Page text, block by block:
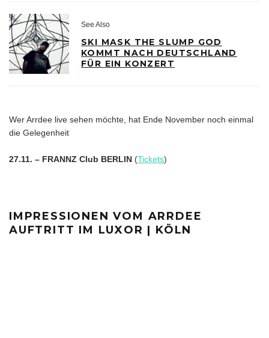
See Also
SKI MASK THE SLUMP GOD
KOMMT NACH DEUTSCHLAND
FÜR EIN KONZERT
Wer Arrdee live sehen möchte, hat Ende November noch einmal
die Gelegenheit
27.11. – FRANNZ Club BERLIN (Tickets)
IMPRESSIONEN VOM ARRDEE
AUFTRITT IM LUXOR | KÖLN